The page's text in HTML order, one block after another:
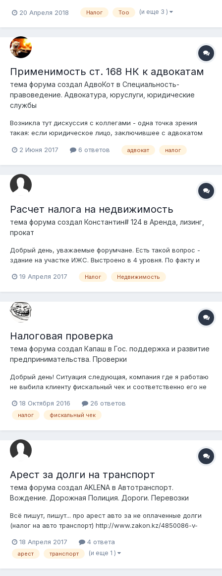
гражданства участника? (Обложение на доход, имущество,
20 Апреля 2018 Налог Тоо (и еще 3 )
Применимость ст. 168 НК к адвокатам
тема форума создал АдвоКот в Специальность-
правоведение. Адвокатура, юруслуги, юридические
службы
Возникла тут дискуссия с коллегами - одна точка зрения
такая: если юридическое лицо, заключившее с адвокатом
оплату каких-то расходов, связанных с оказанием этой
самолетом/проплыв на пароходе; за но...
2 Июня 2017 6 ответов адвокат налог
Расчет налога на недвижимость
тема форума создал Константин# 124 в Аренда, лизинг,
прокат
Добрый день, уважаемые форумчане. Есть такой вопрос -
здание на участке ИЖС. Выстроено в 4 уровня. По факту и
(на уровне земли, вместо подвала) 4й мансардный. При
19 Апреля 2017 Налог Недвижимость
Налоговая проверка
тема форума создал Капаш в Гос. поддержка и развитие
предпринимательства. Проверки
Добрый день! Ситуация следующая, компания где я работаю
не выбила клиенту фискальный чек и соответственно его не
факту, в свою очередь УГД теперь грозится налоговой
проверкой. Данное нарушение у нас впервые до этого
18 Октября 2016 26 ответов
налог фискальный чек
Арест за долги на транспорт
тема форума создал AKLENA в Автотранспорт.
Вождение. Дорожная Полиция. Дороги. Перевозки
Всё пишут, пишут... про арест авто за не оплаченные долги
(налог на авто транспорт) http://www.zakon.kz/4850086-v-
utm_source=smi2&utm_medium=exchange&utm_content=28678
21 Вот, тут собственно и берётся вопрос: У меня отец
18 Апреля 2017 4 ответа
арест транспорт (и еще 1 )